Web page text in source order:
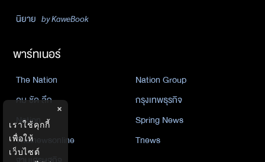
นิยาย by KaweBook
พาร์ทเนอร์
The Nation
Nation Group
คม ชัด ลึก
กรุงเทพธุรกิจ
Nation
Spring News
Thainewsonline
Tnews
×
เราใช้คุกกี้
เพื่อให้
เว็บไซต์